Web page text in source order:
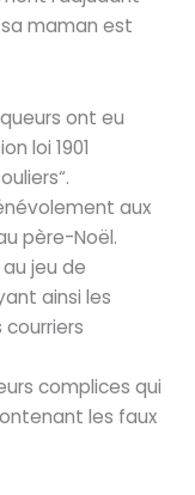
maman est
ont eu
loi 1901
aux
père-Noël.
jeu de
ainsi les
complices qui
les faux